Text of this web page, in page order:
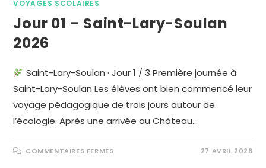
VOYAGES SCOLAIRES
Jour 01 – Saint-Lary-Soulan
2026
Saint-Lary-Soulan · Jour 1 / 3 Première journée à
Saint-Lary-Soulan Les élèves ont bien commencé leur
voyage pédagogique de trois jours autour de
l’écologie. Après une arrivée au Château…
COMMENTAIRES FERMÉS 27 AVRIL 2026